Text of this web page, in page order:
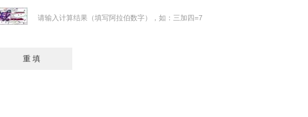
请输入计算结果（填写阿拉伯数字），如：三加四=7